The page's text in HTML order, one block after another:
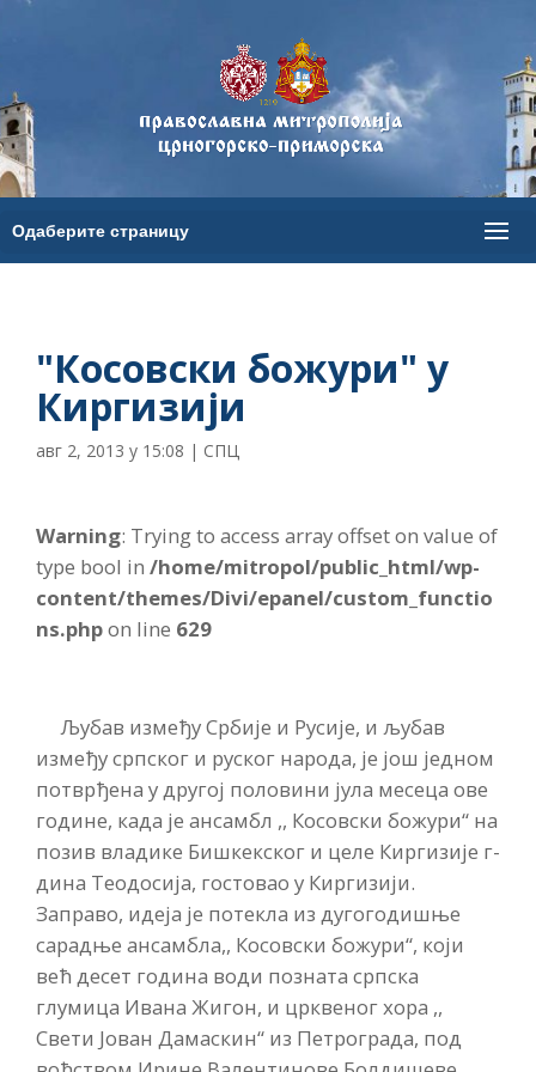
"Косовски божури" у
Киргизији
авг 2, 2013 у 15:08 | СПЦ
Warning: Trying to access array offset on value of
type bool in /home/mitropol/public_html/wp-
content/themes/Divi/epanel/custom_functio
ns.phpon line 629
Љубав између Србије и Русије, и љубав
између српског и руског народа, је још једном
потврђена у другој половини јула месеца ове
године, када је ансамбл ,, Косовски божури“ на
позив владике Бишкекског и целе Киргизије г-
дина Теодосија, гостовао у Киргизији.
Заправо, идеја је потекла из дугогодишње
сарадње ансамбла,, Косовски божури“, који
већ десет година води позната српска
глумица Ивана Жигон, и црквеног хора ,,
Свети Јован Дамаскин“ из Петрограда, под